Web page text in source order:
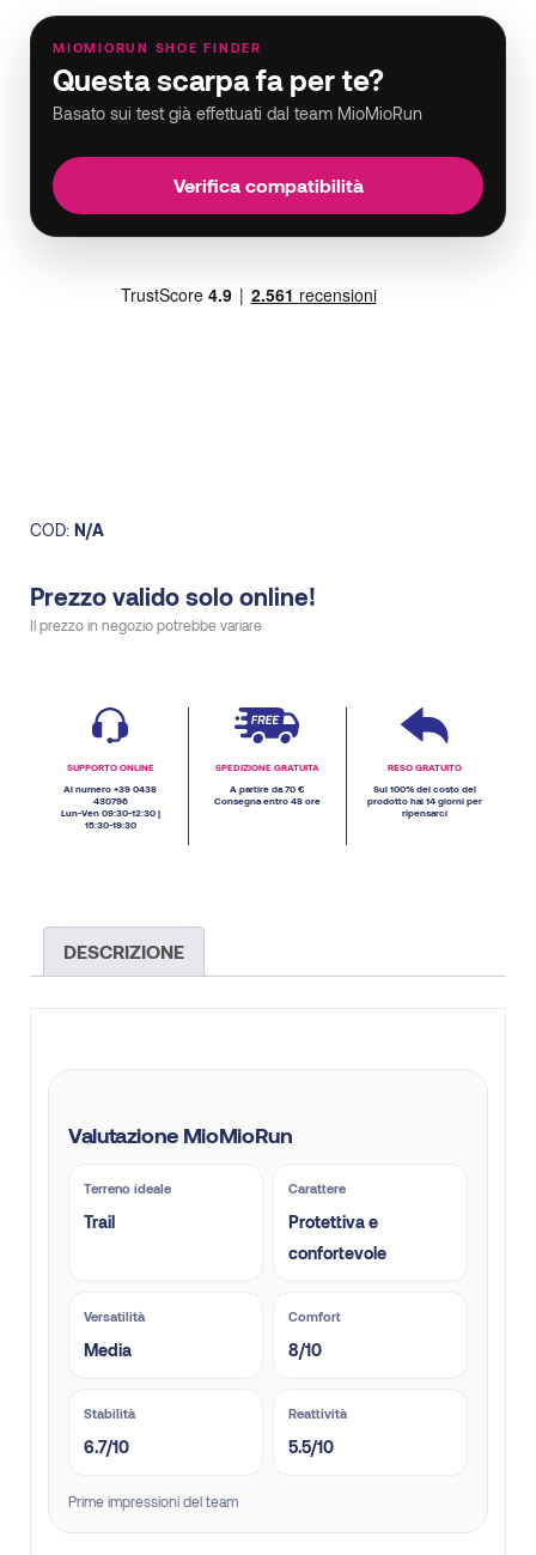
uomo
quantità
MIOMIORUN SHOE FINDER
Questa scarpa fa per te?
Basato sui test già effettuati dal team MioMioRun
Verifica compatibilità
COD: N/A
Prezzo valido solo online!
Il prezzo in negozio potrebbe variare
SUPPORTO ONLINE
Al numero +39 0438
430796
Lun-Ven 09:30-12:30 |
15:30-19:30
SPEDIZIONE GRATUITA
A partire da 70 €
Consegna entro 48 ore
RESO GRATUITO
Sul 100% del costo del
prodotto hai 14 giorni per
ripensarci
DESCRIZIONE
Valutazione MioMioRun
Terreno ideale
Trail
Carattere
Protettiva e
confortevole
Versatilità
Media
Comfort
8/10
Stabilità
6.7/10
Reattività
5.5/10
Prime impressioni del team